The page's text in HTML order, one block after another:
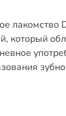
лакомство
который